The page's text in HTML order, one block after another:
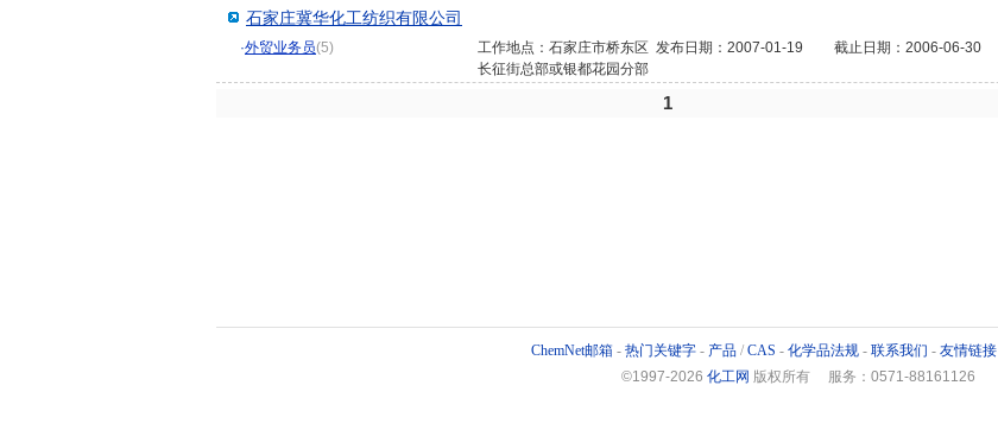
石家庄冀华化工纺织有限公司
·外贸业务员(5)
工作地点：石家庄市桥东区
长征街总部或银都花园分部
发布日期：2007-01-19 截止日期：2006-06-30
1
ChemNet邮箱 - 热门关键字 - 产品 / CAS - 化学品法规 - 联系我们 - 友情链接
©1997-2026 化工网 版权所有 服务：0571-88161126